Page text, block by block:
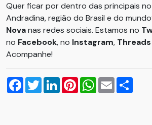
Quer ficar por dentro das principais
Andradina, região do Brasil e do
Novanas redes sociais. Estamos no
no Facebook, no Instagram, Threads
Acompanhe!
Facebook
TwitterLinkedInPinterestWhatsApp
Email